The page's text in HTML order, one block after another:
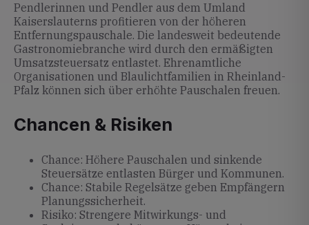
Pendlerinnen und Pendler aus dem Umland
Kaiserslauterns profitieren von der höheren
Entfernungspauschale. Die landesweit bedeutende
Gastronomiebranche wird durch den ermäßigten
Umsatzsteuersatz entlastet. Ehrenamtliche
Organisationen und Blaulichtfamilien in Rheinland-
Pfalz können sich über erhöhte Pauschalen freuen.
Chancen & Risiken
Chance: Höhere Pauschalen und sinkende
Steuersätze entlasten Bürger und Kommunen.
Chance: Stabile Regelsätze geben Empfängern
Planungssicherheit.
Risiko: Strengere Mitwirkungs- und